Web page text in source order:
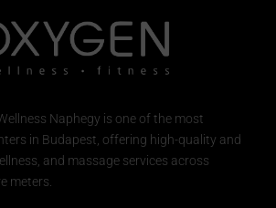
Naphegy is one of the most
in Budapest, offering high-quality and
and massage services across
meters.